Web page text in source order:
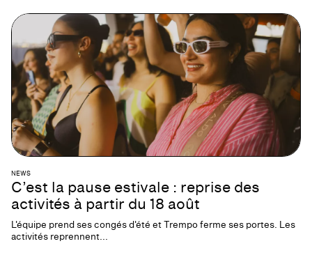
NEWS
C’est la pause estivale : reprise des
activités à partir du 18 août
L'équipe prend ses congés d'été et Trempo ferme ses portes. Les
activités reprennent...